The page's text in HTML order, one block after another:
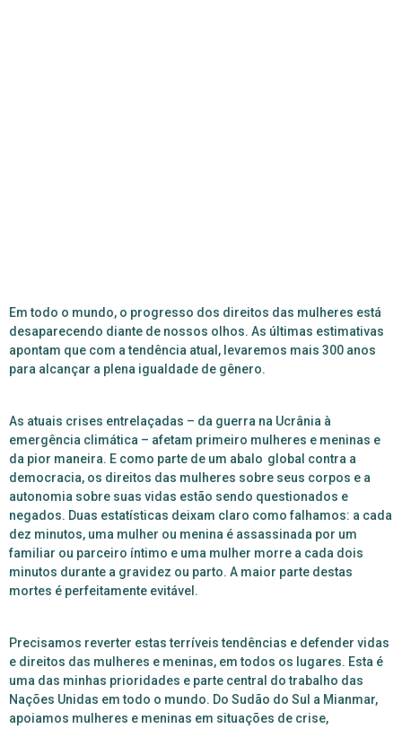
Em todo o mundo, o progresso dos direitos das mulheres está
desaparecendo diante de nossos olhos. As últimas estimativas
apontam que com a tendência atual, levaremos mais 300 anos
para alcançar a plena igualdade de gênero.
As atuais crises entrelaçadas – da guerra na Ucrânia à
emergência climática – afetam primeiro mulheres e meninas e
da pior maneira. E como parte de um abalo global contra a
democracia, os direitos das mulheres sobre seus corpos e a
autonomia sobre suas vidas estão sendo questionados e
negados. Duas estatísticas deixam claro como falhamos: a cada
dez minutos, uma mulher ou menina é assassinada por um
familiar ou parceiro íntimo e uma mulher morre a cada dois
minutos durante a gravidez ou parto. A maior parte destas
mortes é perfeitamente evitável.
Precisamos reverter estas terríveis tendências e defender vidas
e direitos das mulheres e meninas, em todos os lugares. Esta é
uma das minhas prioridades e parte central do trabalho das
Nações Unidas em todo o mundo. Do Sudão do Sul a Mianmar,
apoiamos mulheres e meninas em situações de crise,